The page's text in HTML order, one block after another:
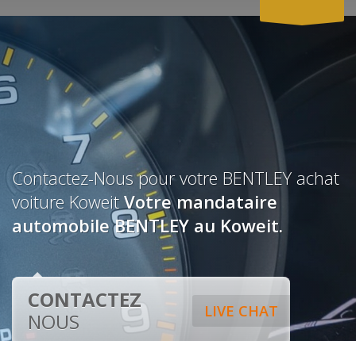
Contactez-Nous pour votre BENTLEY achat
voiture KoweitVotre mandataire
automobile BENTLEY au Koweit.
LIVE CHAT
CONTACTEZ
NOUS